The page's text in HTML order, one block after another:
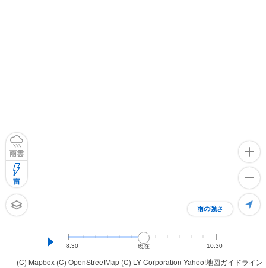
(C) Mapbox (C) OpenStreetMap (C) LY Corporation Yahoo!地図ガイドライン
雨の強さ
雨雲
雷
8:30 現在 10:30